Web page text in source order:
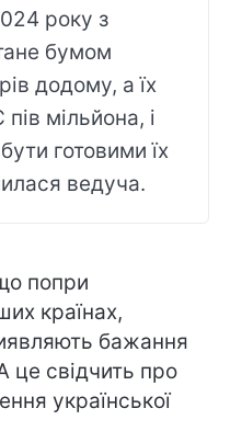
року з
бумом
додому, а їх
мільйона, і
готовими їх
ведуча.
попри
країнах,
бажання
це свідчить про
української